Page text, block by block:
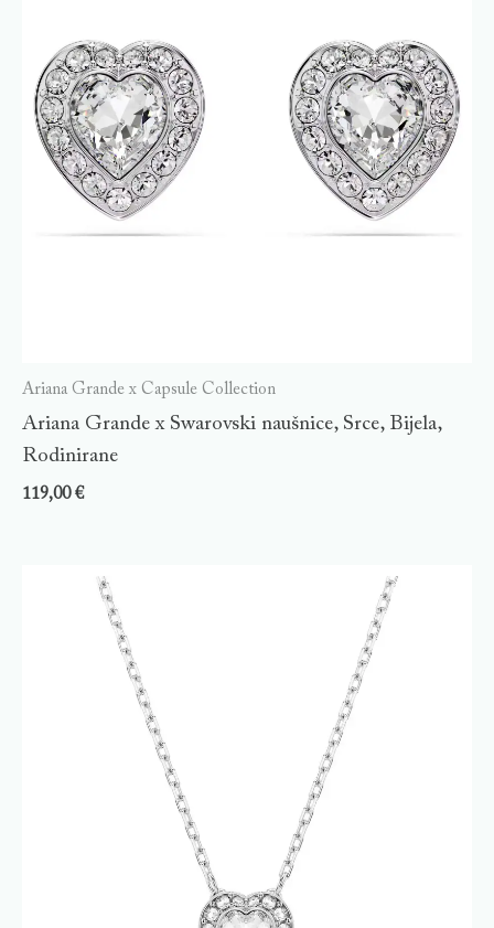
Ariana Grande x Capsule Collection
Ariana Grande x Swarovski naušnice, Srce, Bijela,
Rodinirane
119,00€